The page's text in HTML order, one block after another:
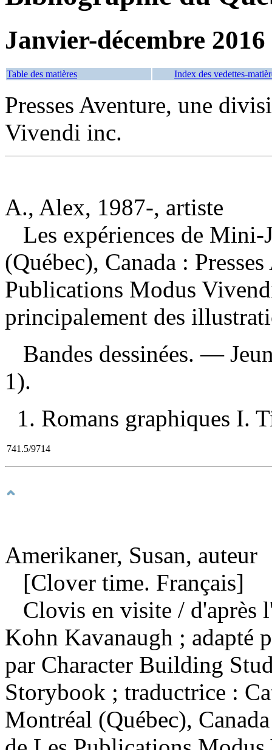
Janvier-décembre 2016
Table des matières Index des vedettes-
Presses Aventure, une
Vivendi inc.
A., Alex, 1987-, artiste
Les expériences de Mini-
(Québec), Canada :
Publications Modus
principalement des
Bandes dessinées. —
1).
1. Romans graphiques I.
741.5/9714
Amerikaner, Susan, auteur
[Clover time. Français]
Clovis en visite / d'après
Kohn Kavanaugh ; adapté
par Character Building
Storybook ; traductrice :
Montréal (Québec),